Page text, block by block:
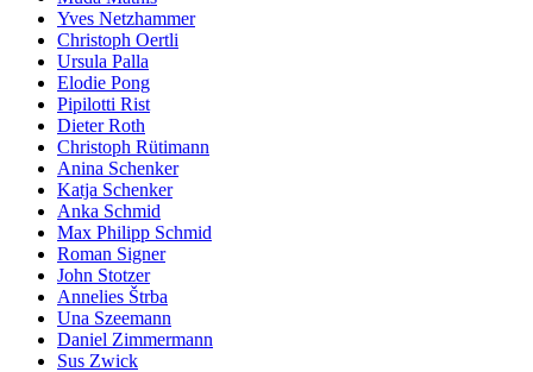
Yves Netzhammer
Christoph Oertli
Ursula Palla
Elodie Pong
Pipilotti Rist
Dieter Roth
Christoph Rütimann
Anina Schenker
Katja Schenker
Anka Schmid
Max Philipp Schmid
Roman Signer
John Stotzer
Annelies Štrba
Una Szeemann
Daniel Zimmermann
Sus Zwick